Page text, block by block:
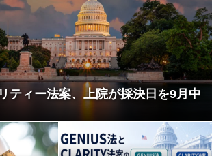
ティー法案、上院が採決日を9月中